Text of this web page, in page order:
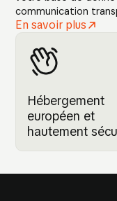
communication
En savoir plus
Hébergement
européen et
hautement